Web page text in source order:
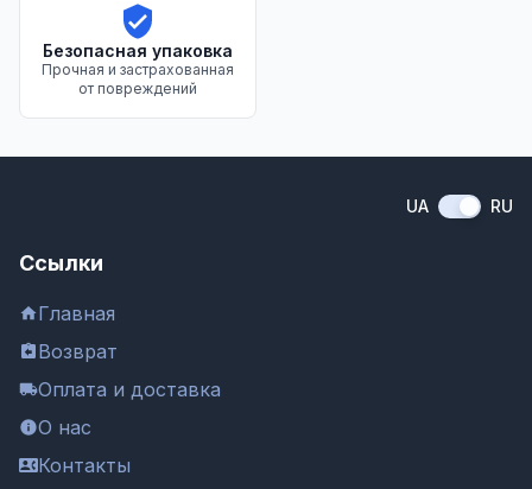
Безопасная упаковка
Прочная и застрахованная
от повреждений
UA RU
Ссылки
Главная
Возврат
Оплата и доставка
О нас
Контакты